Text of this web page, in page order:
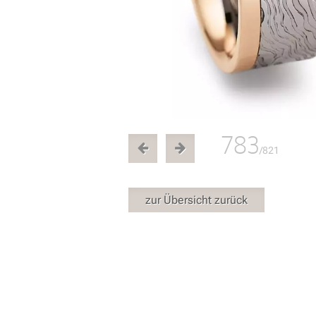
783/821
zur Übersicht zurück